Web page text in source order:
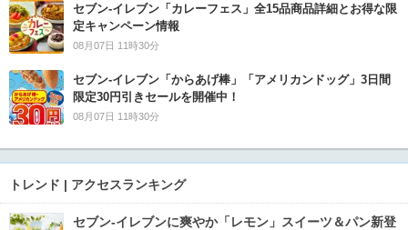
セブン‐イレブン「カレーフェス」全15品商品詳細とお得な限
定キャンペーン情報
08月07日 11時30分
セブン‐イレブン「からあげ棒」「アメリカンドッグ」3日間
限定30円引きセールを開催中！
08月07日 11時30分
トレンド | アクセスランキング
セブン‐イレブンに爽やか「レモン」スイーツ＆パン新登